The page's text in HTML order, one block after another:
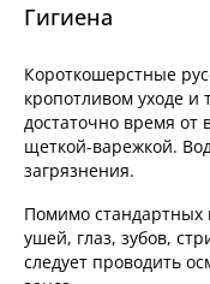
Гигиена
Короткошерстные
кропотливом уходе
достаточно время от
щеткой-варежкой.
загрязнения.
Помимо стандартных
ушей, глаз, зубов,
следует проводить